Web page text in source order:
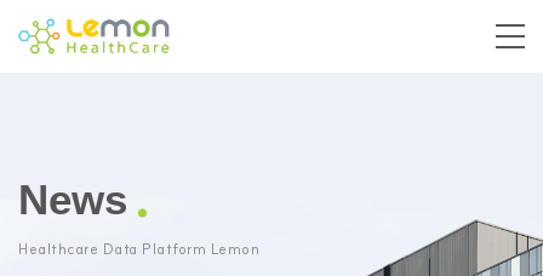
News
Healthcare Data Platform Lemon